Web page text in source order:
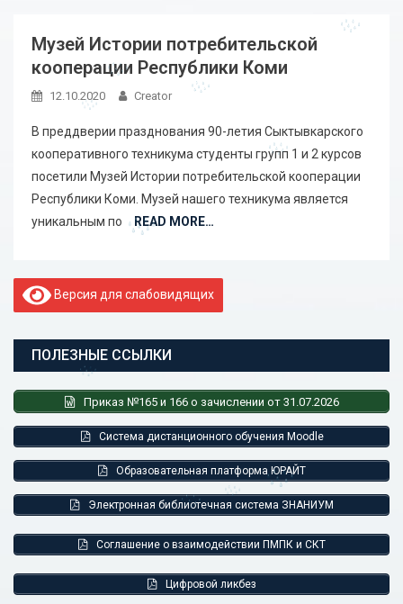
Музей Истории потребительской
кооперации Республики Коми
12.10.2020 Creator
В преддверии празднования 90-летия Сыктывкарского
кооперативного техникума студенты групп 1 и 2 курсов
посетили Музей Истории потребительской кооперации
Республики Коми. Музей нашего техникума является
уникальным по
READ MORE…
Версия для слабовидящих
ПОЛЕЗНЫЕ ССЫЛКИ
Приказ №165 и 166 о зачислении от 31.07.2026
Система дистанционного обучения Moodle
Образовательная платформа ЮРАЙТ
Электронная библиотечная система ЗНАНИУМ
Соглашение о взаимодействии ПМПК и СКТ
Цифровой ликбез